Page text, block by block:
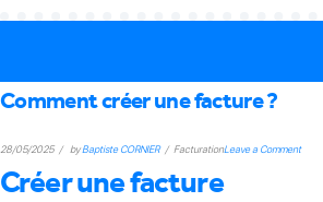
Comment créer une facture ?
28/05/2025 byBaptiste CORNIER FacturationLeave a Commenton
Créer une facture